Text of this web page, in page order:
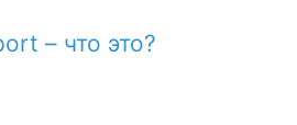
– что это?